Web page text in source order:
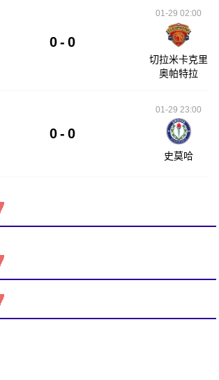
0 - 0
01-29 02:00
切拉米卡克里
奥帕特拉
0 - 0
01-29 23:00
史莫哈